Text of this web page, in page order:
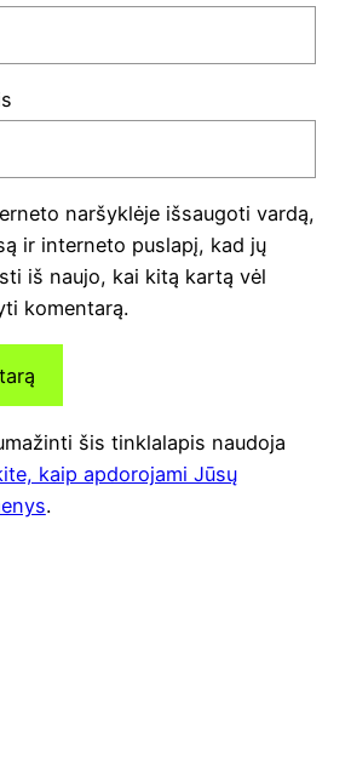
naršyklėje išsaugoti vardą,
ir interneto puslapį, kad jų
iš naujo, kai kitą kartą vėl
komentarą.
šis tinklalapis naudoja
kaip apdorojami Jūsų
.